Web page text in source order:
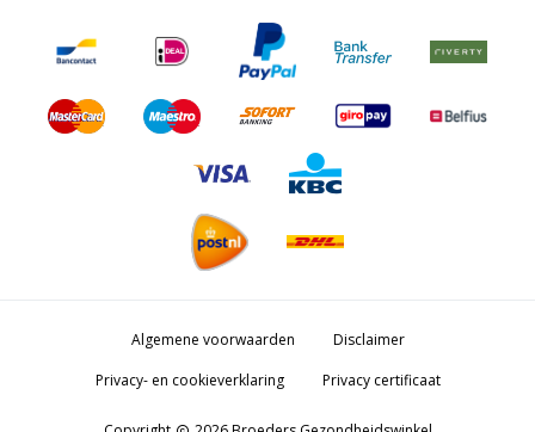
Algemene voorwaarden
Disclaimer
Privacy- en cookieverklaring
Privacy certificaat